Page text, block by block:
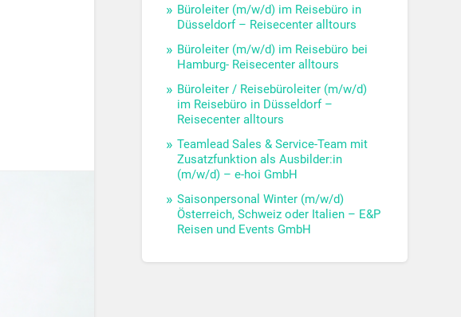
Büroleiter (m/w/d) im Reisebüro in
Düsseldorf – Reisecenter alltours
Büroleiter (m/w/d) im Reisebüro bei
Hamburg- Reisecenter alltours
Büroleiter / Reisebüroleiter (m/w/d)
im Reisebüro in Düsseldorf –
Reisecenter alltours
Teamlead Sales & Service-Team mit
Zusatzfunktion als Ausbilder:in
(m/w/d) – e-hoi GmbH
Saisonpersonal Winter (m/w/d)
Österreich, Schweiz oder Italien – E&P
Reisen und Events GmbH